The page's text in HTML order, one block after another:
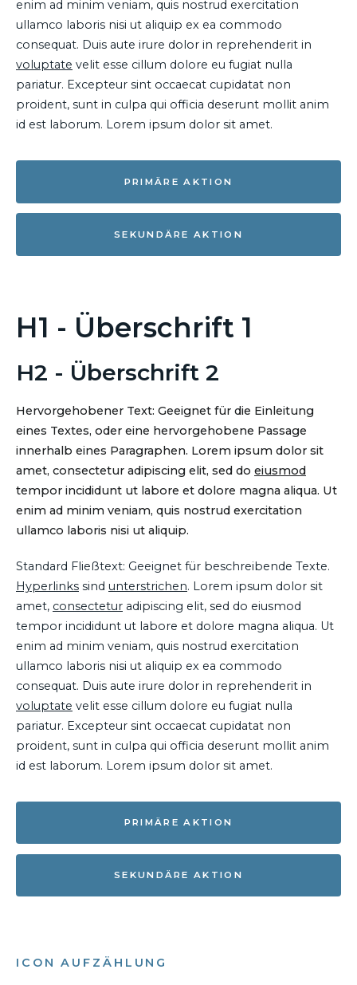
enim ad minim veniam, quis nostrud exercitation
ullamco laboris nisi ut aliquip ex ea commodo
consequat. Duis aute irure dolor in reprehenderit in
voluptate velit esse cillum dolore eu fugiat nulla
pariatur. Excepteur sint occaecat cupidatat non
proident, sunt in culpa qui officia deserunt mollit anim
id est laborum. Lorem ipsum dolor sit amet.
PRIMÄRE AKTION
SEKUNDÄRE AKTION
H1 - Überschrift 1
H2 - Überschrift 2
Hervorgehobener Text: Geeignet für die Einleitung
eines Textes, oder eine hervorgehobene Passage
innerhalb eines Paragraphen. Lorem ipsum dolor sit
amet, consectetur adipiscing elit, sed do eiusmod
tempor incididunt ut labore et dolore magna aliqua. Ut
enim ad minim veniam, quis nostrud exercitation
ullamco laboris nisi ut aliquip.
Standard Fließtext: Geeignet für beschreibende Texte.
Hyperlinks sind unterstrichen. Lorem ipsum dolor sit
amet, consectetur adipiscing elit, sed do eiusmod
tempor incididunt ut labore et dolore magna aliqua. Ut
enim ad minim veniam, quis nostrud exercitation
ullamco laboris nisi ut aliquip ex ea commodo
consequat. Duis aute irure dolor in reprehenderit in
voluptate velit esse cillum dolore eu fugiat nulla
pariatur. Excepteur sint occaecat cupidatat non
proident, sunt in culpa qui officia deserunt mollit anim
id est laborum. Lorem ipsum dolor sit amet.
PRIMÄRE AKTION
SEKUNDÄRE AKTION
ICON AUFZÄHLUNG